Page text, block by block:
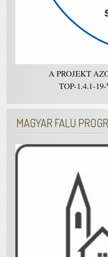
A PROJEKT
TOP-1.4.1-
MAGYAR FALU